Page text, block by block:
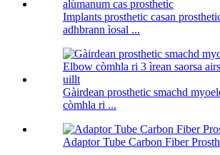
Implants prosthetic casan
adhbrann ìosal ...
Gàirdean prosthetic smachd
còmhla ri ...
Adaptor Tube Carbon Fiber